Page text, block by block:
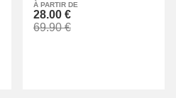
À PARTIR DE
28.00 €
69.90 €